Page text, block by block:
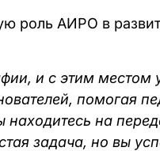
роль АИРО в
и с этим местом
помогая
на
задача, но вы